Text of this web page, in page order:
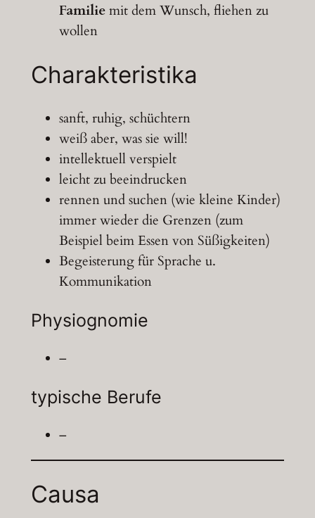
Familiemit dem Wunsch, fliehen zu
wollen
Charakteristika
sanft, ruhig, schüchtern
weiß aber, was sie will!
intellektuell verspielt
leicht zu beeindrucken
rennen und suchen (wie kleine Kinder)
immer wieder die Grenzen (zum
Beispiel beim Essen von Süßigkeiten)
Begeisterung für Sprache u.
Kommunikation
Physiognomie
–
typische Berufe
–
Causa